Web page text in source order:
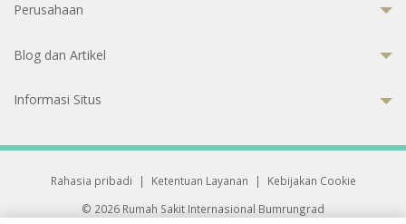
Perusahaan
Blog dan Artikel
Informasi Situs
Rahasia pribadi | Ketentuan Layanan |
Kebijakan Cookie
© 2026 Rumah Sakit Internasional Bumrungrad